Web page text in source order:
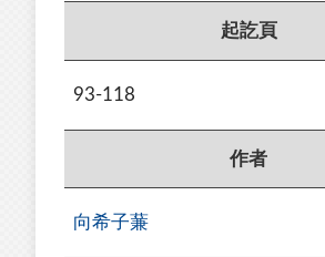
起訖頁
93-118
作者
向希子蒹